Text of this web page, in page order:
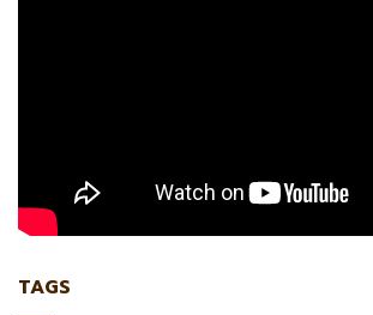
TAGS